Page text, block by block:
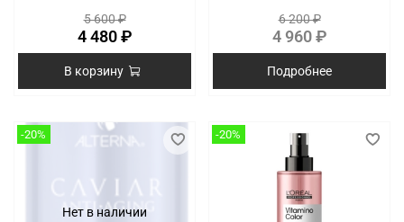
5 600 ₽
4 480 ₽
В корзину
6 200 ₽
4 960 ₽
Подробнее
Нет в наличии
-20% -20%